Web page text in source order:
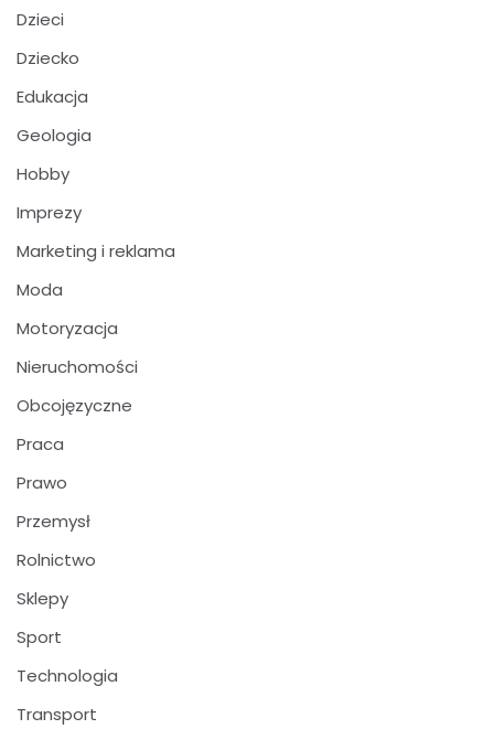
Dzieci
Dziecko
Edukacja
Geologia
Hobby
Imprezy
Marketing i reklama
Moda
Motoryzacja
Nieruchomości
Obcojęzyczne
Praca
Prawo
Przemysł
Rolnictwo
Sklepy
Sport
Technologia
Transport